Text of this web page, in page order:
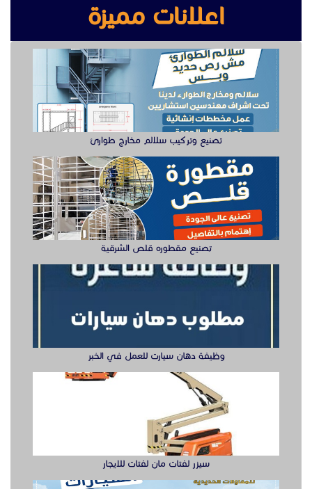
اعلانات مميزة
تصنيع وتركيب سلالم مخارج طوارئ
تصنيع مقطوره قلص الشرقية
وظيفة دهان سيارت للعمل في الخبر
سيزر لفتات مان لفتات للايجار